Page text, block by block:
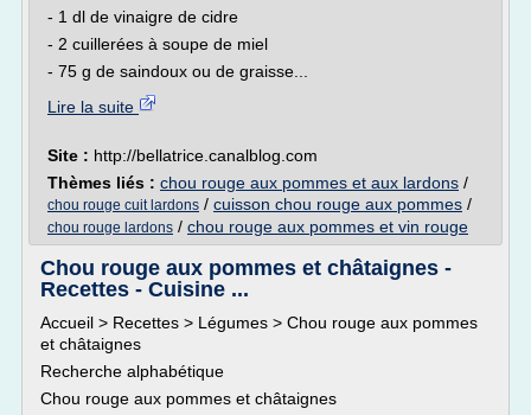
- 1 dl de vinaigre de cidre
- 2 cuillerées à soupe de miel
- 75 g de saindoux ou de graisse...
Lire la suite
Site : http://bellatrice.canalblog.com
Thèmes liés : chou rouge aux pommes et aux lardons /
chou rouge cuit lardons / cuisson chou rouge aux pommes /
chou rouge lardons / chou rouge aux pommes et vin rouge
Chou rouge aux pommes et châtaignes -
Recettes - Cuisine ...
Accueil > Recettes > Légumes > Chou rouge aux pommes
et châtaignes
Recherche alphabétique
Chou rouge aux pommes et châtaignes